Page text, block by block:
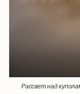
Рассвет над